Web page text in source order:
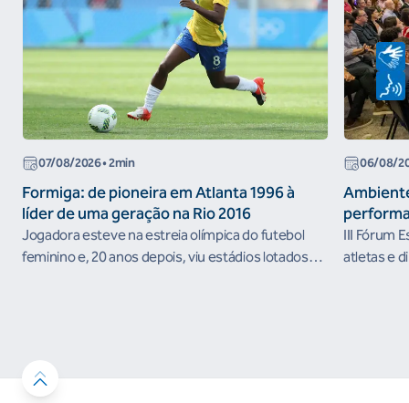
07/08/2026• 2min
Formiga: de pioneira em Atlanta 1996 à
líder de uma geração na Rio 2016
Jogadora esteve na estreia olímpica do futebol
feminino e, 20 anos depois, viu estádios lotados
06/08/
III Fórum
atletas e